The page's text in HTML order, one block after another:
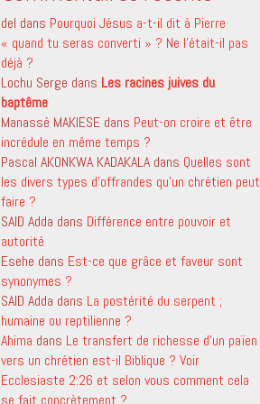
del dans Pourquoi Jésus a-t-il dit à Pierre
« quand tu seras converti » ? Ne l’était-il pas
déjà ?
Lochu Serge dans Les racines juives du
baptême
Manassé MAKIESEdans Peut-on croire et être
incrédule en même temps ?
Pascal AKONKWA KADAKALAdans Quelles sont
les divers types d’offrandes qu’un chrétien peut
faire ?
SAID Adda dans Différence entre pouvoir et
autorité
Esehe dans Est-ce que grâce et faveur sont
synonymes ?
SAID Adda dans La postérité du serpent ;
humaine ou reptilienne ?
Ahima dans Le transfert de richesse d’un païen
vers un chrétien est-il Biblique ? Voir
Ecclesiaste 2:26 et selon vous comment cela
se fait concrètement ?